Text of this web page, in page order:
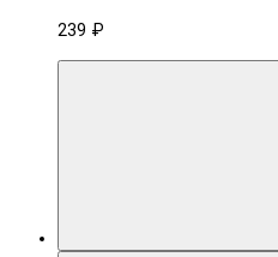
239 ₽